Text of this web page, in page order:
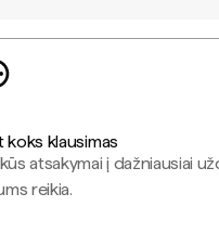
koks klausimas
atsakymai į dažniausiai
reikia.